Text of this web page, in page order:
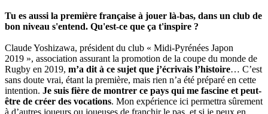
Tu es aussi la première française à jouer là-bas, dans un club de
bon niveau s'entend. Qu'est-ce que ça t'inspire ?
Claude Yoshizawa, président du club « Midi-Pyrénées Japon
2019 », association assurant la promotion de la coupe du monde de
Rugby en 2019, m’a dit à ce sujet que j’écrivais l’histoire… C’est
sans doute vrai, étant la première, mais rien n’a été préparé en cette
intention. Je suis fière de montrer ce pays qui me fascine et peut-
être de créer des vocations. Mon expérience ici permettra sûrement
à d’autres joueurs ou joueuses de franchir le pas, et si je peux en